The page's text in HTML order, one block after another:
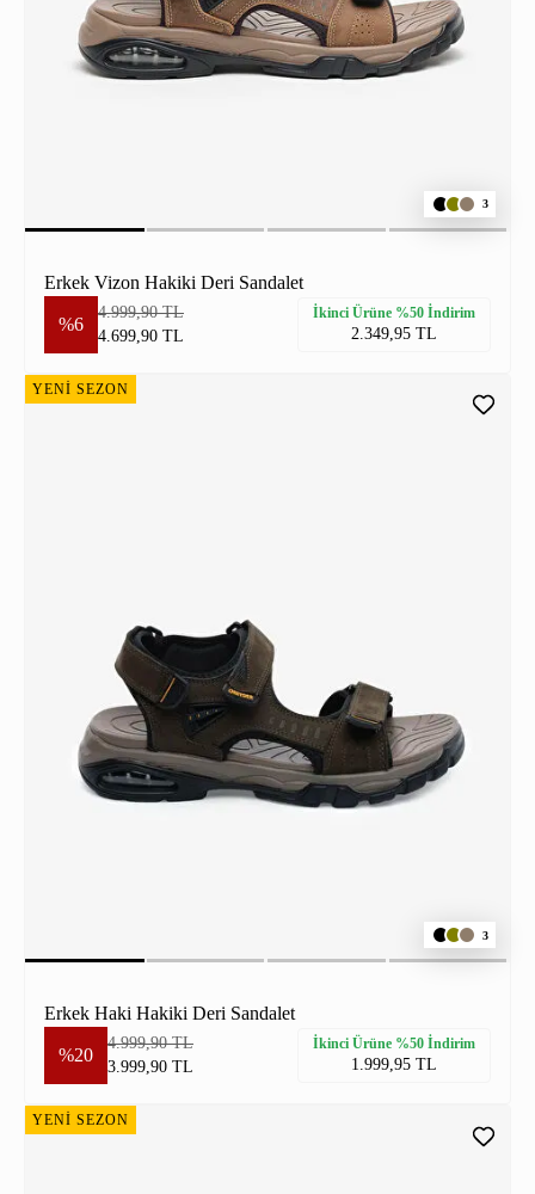
3
Erkek Vizon Hakiki Deri Sandalet
%6
4.999,90 TL
4.699,90 TL
İkinci Ürüne %50 İndirim
2.349,95 TL
YENİ SEZON
3
Erkek Haki Hakiki Deri Sandalet
%20
4.999,90 TL
3.999,90 TL
İkinci Ürüne %50 İndirim
1.999,95 TL
YENİ SEZON